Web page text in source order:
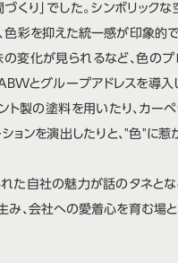
くり」でした。シンボリック
色彩を抑えた統一感が印象的
変化が見られるなど、色のプ
とグループアドレスを導入
ト製の塗料を用いたり、カー
ョンを演出したりと、"色"に
た自社の魅力が話のタネとな
み、会社への愛着心を育む場